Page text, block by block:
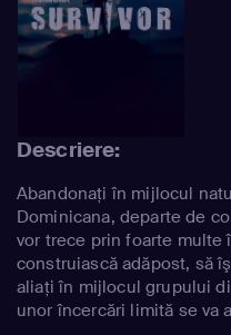
Descriere:
Abandonaţi în mijlocul
Dominicana, departe de
vor trece prin foarte multe
construiască adăpost, să
aliaţi în mijlocul grupului
unor încercări limită se va